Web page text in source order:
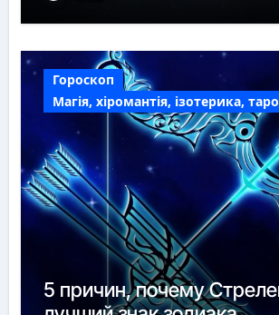
Гороскоп
Магія, хіромантія, ізотерика,
5 причин, почему